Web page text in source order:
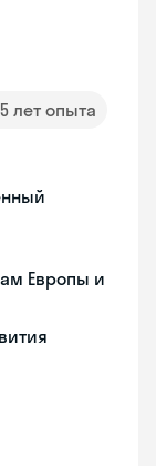
лет опыта
Европы и